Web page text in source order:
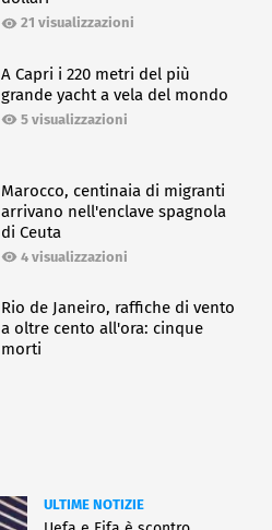
21 visualizzazioni
A Capri i 220 metri del più
grande yacht a vela del mondo
5 visualizzazioni
Marocco, centinaia di migranti
arrivano nell'enclave spagnola
di Ceuta
4 visualizzazioni
Rio de Janeiro, raffiche di vento
a oltre cento all'ora: cinque
morti
ULTIME NOTIZIE